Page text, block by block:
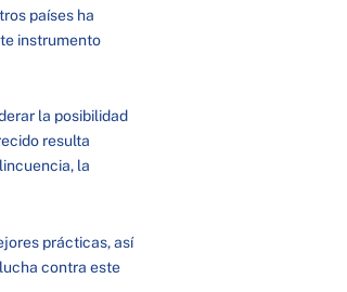
países ha
instrumento
la posibilidad
resulta
la
prácticas, así
contra este